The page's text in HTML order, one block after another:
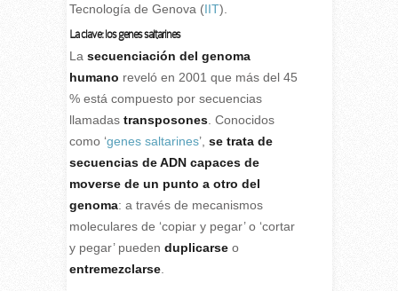
Tecnología de Genova (IIT).
La clave: los genes saltarines
La secuenciación del genoma
humano reveló en 2001 que más del 45
% está compuesto por secuencias
llamadas transposones. Conocidos
como ‘genes saltarines’, se trata de
secuencias de ADN capaces de
moverse de un punto a otro del
genoma: a través de mecanismos
moleculares de ‘copiar y pegar’ o ‘cortar
y pegar’ pueden duplicarseo
entremezclarse.